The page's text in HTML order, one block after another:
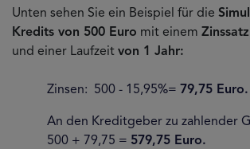
Unten sehen Sie ein Beispiel für die
Kredits von 500 Euro mit einem
und einer Laufzeit von 1 Jahr:
Zinsen: 500 - 15,95%= 79,75 Euro.
An den Kreditgeber zu zahlender
500 + 79,75 = 579,75 Euro.